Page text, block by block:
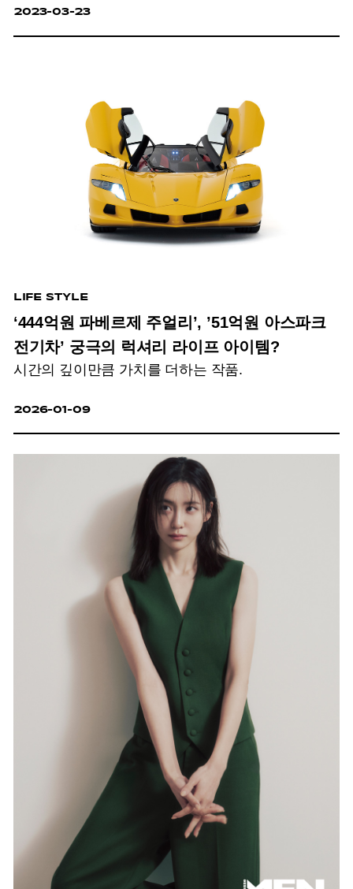
2023-03-23
LIFE STYLE
‘444억원 파베르제 주얼리’, ’51억원 아스파크
전기차’ 궁극의 럭셔리 라이프 아이템?
시간의 깊이만큼 가치를 더하는 작품.
2026-01-09